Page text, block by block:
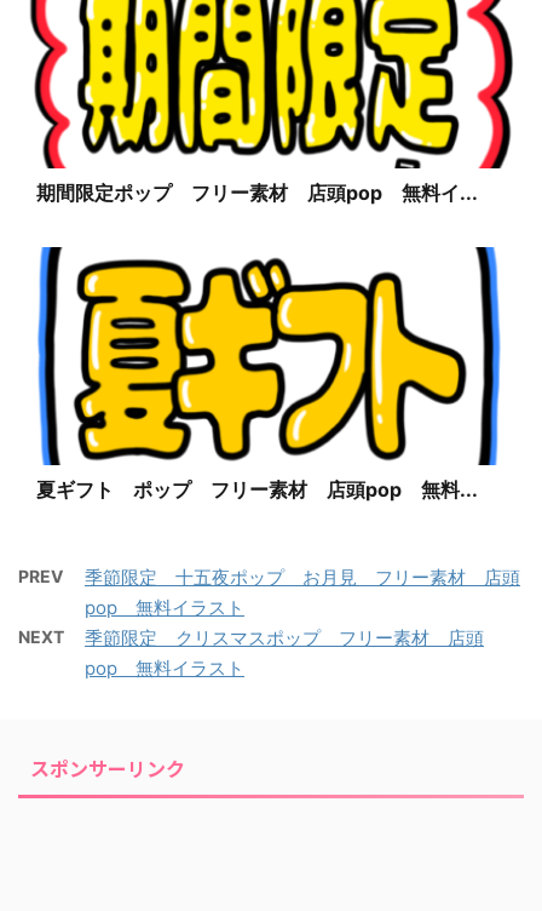
期間限定ポップ フリー素材 店頭pop 無料イ...
夏ギフト ポップ フリー素材 店頭pop 無料...
PREV
季節限定 十五夜ポップ お月見 フリー素材 店頭
pop 無料イラスト
NEXT
季節限定 クリスマスポップ フリー素材 店頭
pop 無料イラスト
スポンサーリンク